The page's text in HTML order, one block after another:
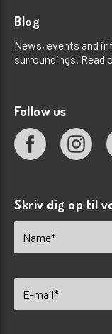
Blog
News, events and
surroundings. Read
Follow us
Skriv dig op til